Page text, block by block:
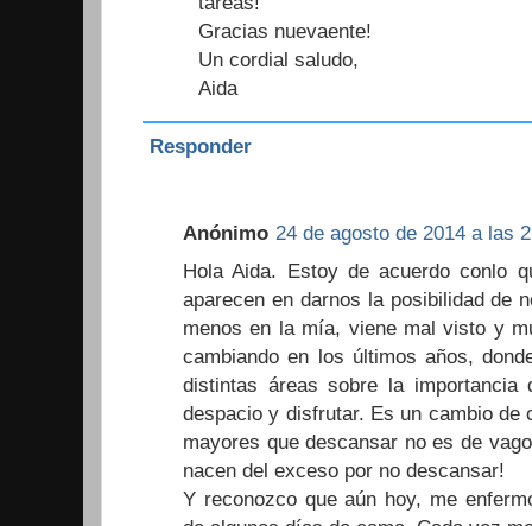
Gracias nuevaente!
Un cordial saludo,
Aida
Responder
Anónimo 24 de agosto de 2014 a las
Hola Aida. Estoy de acuerdo conlo
aparecen en darnos la posibilidad de
menos en la mía, viene mal visto y
cambiando en los últimos años,
distintas áreas sobre la
despacio y disfrutar. Es un cambio
mayores que descansar no es de
nacen del exceso por no descansar!
Y reconozco que aún hoy, me